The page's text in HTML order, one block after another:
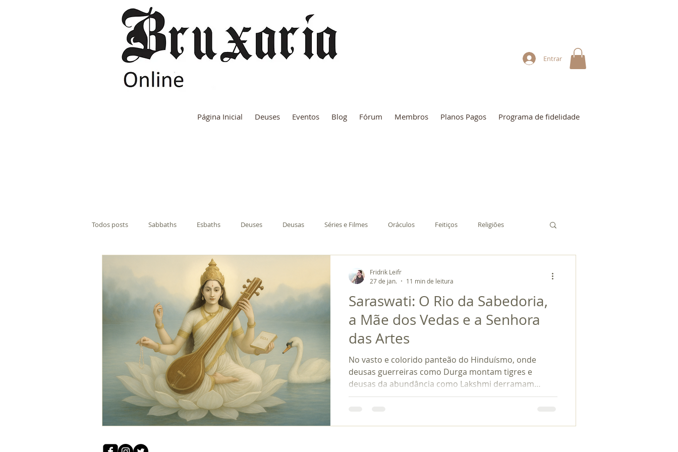
Entrar
Página Inicial Deuses Eventos Blog Fórum Membros Planos Pagos Programa de fidelidade
Todos posts Sabbaths Esbaths Deuses Deusas Séries e Filmes Oráculos Feitiços Religiões
Saraswati: O Rio da Sabedoria,
a Mãe dos Vedas e a Senhora
das Artes
No vasto e colorido panteão do Hinduísmo, onde
deusas guerreiras como Durga montam tigres e
deusas da abundância como Lakshmi derramam
moedas de ouro, existe uma figura que se destaca
Fridrik Leifr
27 de jan.
11 min de leitura